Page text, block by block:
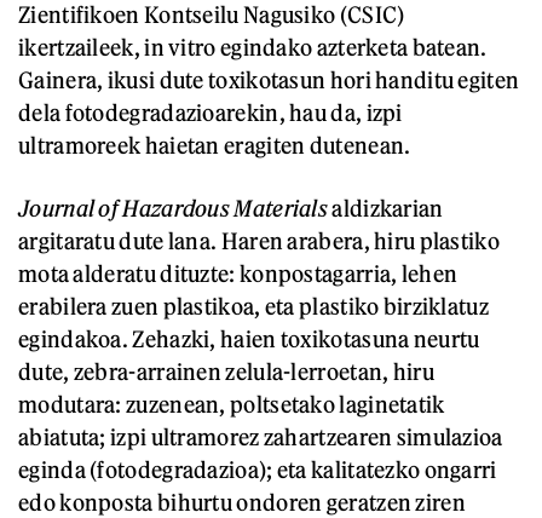
Zientifikoen Kontseilu Nagusiko (CSIC)
ikertzaileek, in vitro egindako azterketa batean.
Gainera, ikusi dute toxikotasun hori handitu egiten
dela fotodegradazioarekin, hau da, izpi
ultramoreek haietan eragiten dutenean.
Journal of Hazardous Materialsaldizkarian
argitaratu dute lana. Haren arabera, hiru plastiko
mota alderatu dituzte: konpostagarria, lehen
erabilera zuen plastikoa, eta plastiko birziklatuz
egindakoa. Zehazki, haien toxikotasuna neurtu
dute, zebra-arrainen zelula-lerroetan, hiru
modutara: zuzenean, poltsetako laginetatik
abiatuta; izpi ultramorez zahartzearen simulazioa
eginda (fotodegradazioa); eta kalitatezko ongarri
edo konposta bihurtu ondoren geratzen ziren